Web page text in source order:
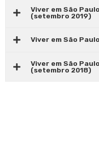
Viver em São
(setembro 2019)
Viver em São
Viver em São
(setembro 2018)